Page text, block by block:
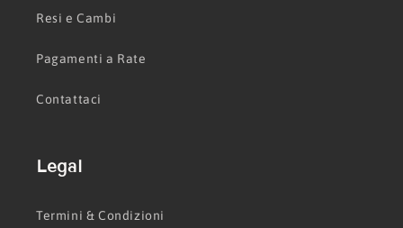
Resi e Cambi
Pagamenti a Rate
Contattaci
Legal
Termini & Condizioni